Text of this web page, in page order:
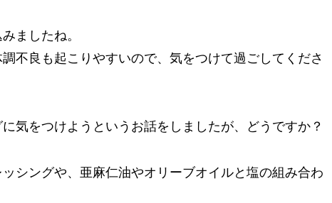
ましたね。
不良も起こりやすいので、気をつけて過ごしてくださ
気をつけようというお話をしましたが、どうですか？
シングや、亜麻仁油やオリーブオイルと塩の組み合わ